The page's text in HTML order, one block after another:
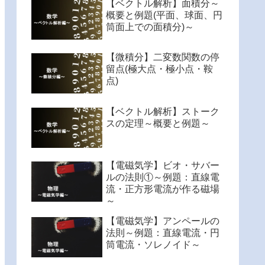
【ベクトル解析】面積分～
概要と例題(平面、球面、円
筒面上での面積分)～
【微積分】二変数関数の停
留点(極大点・極小点・鞍
点)
【ベクトル解析】ストーク
スの定理～概要と例題～
【電磁気学】ビオ・サバー
ルの法則①～例題：直線電
流・正方形電流が作る磁場
～
【電磁気学】アンペールの
法則～例題：直線電流・円
筒電流・ソレノイド～